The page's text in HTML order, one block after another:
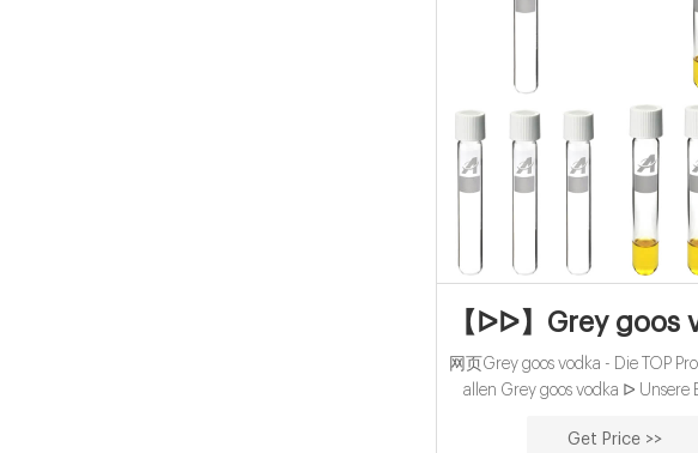
【ᐅᐅ】Grey goos
网页Grey goos vodka - Die TOP
allen Grey goos vodka ᐅ Unsere
Ausgezeichnete Favoriten
Get Price >>